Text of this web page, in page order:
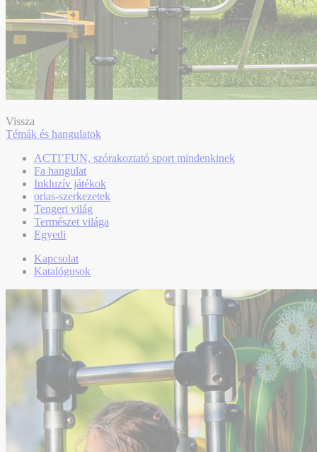
Vissza
Témák és hangulatok
ACTI’FUN, szórakoztató sport mindenkinek
Fa hangulat
Inkluzív játékok
orias-szerkezetek
Tengeri világ
Természet világa
Egyedi
Kapcsolat
Katalógusok